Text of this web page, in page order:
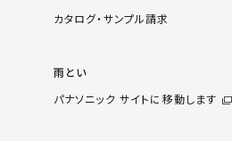
カタログ・サンプル請求
雨とい
パナソニック サイトに移動します